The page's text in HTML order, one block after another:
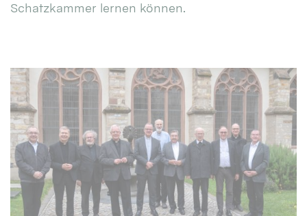
Schatzkammer lernen können.